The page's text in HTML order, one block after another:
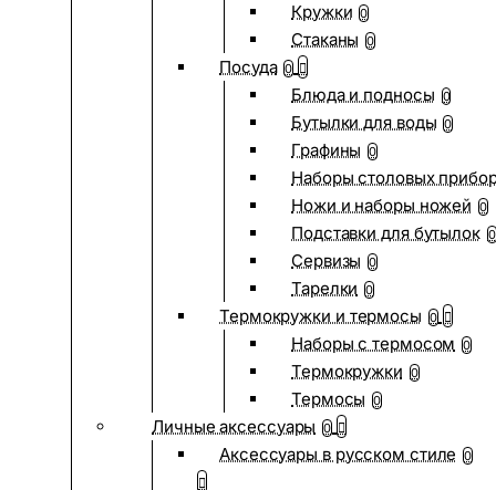
Кружки 0
Стаканы 0
Посуда 0
Блюда и подносы 0
Бутылки для воды 0
Графины 0
Наборы столовых
Ножи и наборы ножей 0
Подставки для бутылок 0
Сервизы 0
Тарелки 0
Термокружки и термосы 0
Наборы с термосом 0
Термокружки 0
Термосы 0
Личные аксессуары 0
Аксессуары в русском стиле 0